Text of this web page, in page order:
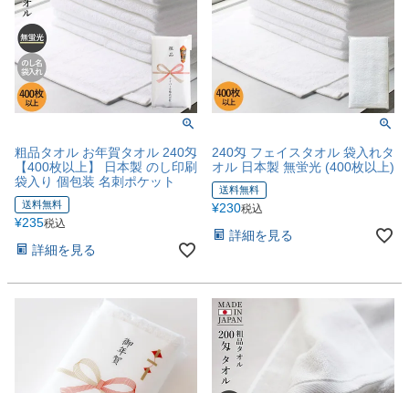
粗品タオル お年賀タオル 240匁
【400枚以上】 日本製 のし印刷
袋入り 個包装 名刺ポケット
送料無料
¥235税込
詳細を見る
240匁 フェイスタオル 袋入れタ
オル 日本製 無蛍光 (400枚以上)
送料無料
¥230税込
詳細を見る